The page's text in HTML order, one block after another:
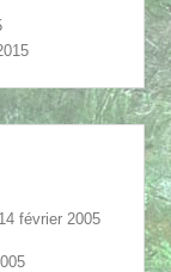
14 février 2005